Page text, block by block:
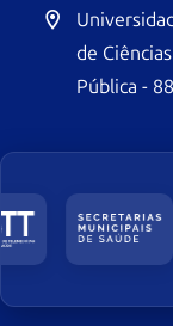
de
Pública -